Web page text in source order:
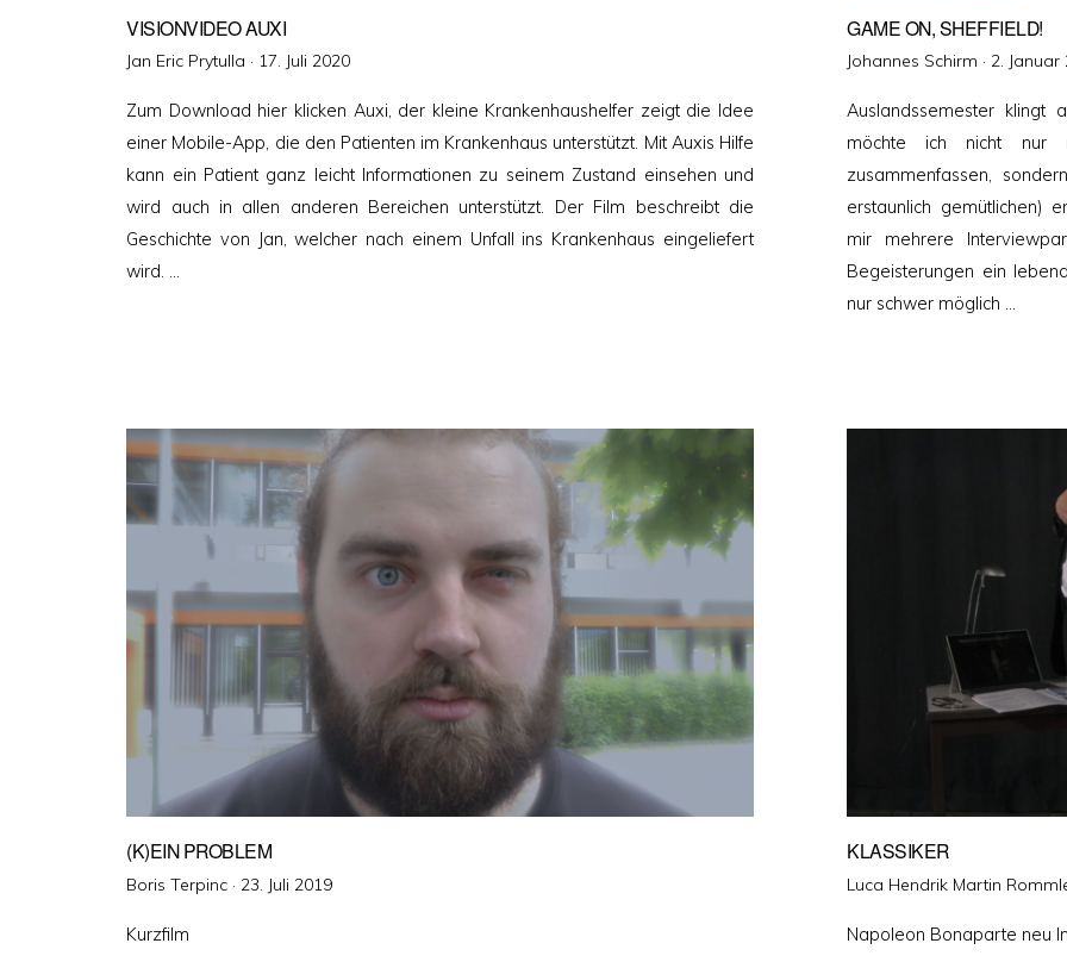
VISIONVIDEO AUXI
Jan Eric Prytulla · Veröffentlicht
17. Juli 2020
Zum Download hier klicken Auxi, der kleine Krankenhaushelfer zeigt die Idee
einer Mobile-App, die den Patienten im Krankenhaus unterstützt. Mit Auxis Hilfe
kann ein Patient ganz leicht Informationen zu seinem Zustand einsehen und
wird auch in allen anderen Bereichen unterstützt. Der Film beschreibt die
Geschichte von Jan, welcher nach einem Unfall ins Krankenhaus eingeliefert
wird. …
GAME ON, SHEFFIELD!
Johannes Schirm · 2. Januar
Auslandssemester klingt
möchte ich nicht nur
zusammenfassen,
erstaunlich gemütlichen)
mir mehrere
Begeisterungen ein
nur schwer möglich …
(K)EIN PROBLEM
Boris Terpinc · Veröffentlicht
23. Juli 2019
Kurzfilm
KLASSIKER
Luca Hendrik Martin
Napoleon Bonaparte neu